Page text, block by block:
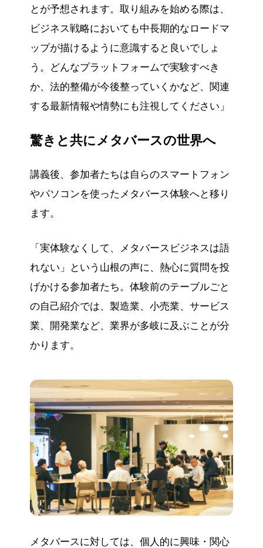
とが予想されます。取り組みを始める際は、
ビジネス戦略においても中長期的なロードマ
ップが描けるように意識すると良いでしょ
う。どんなプラットフォームで実験すべき
か、法的整備が今後整っていくかなど、関連
する最新情報や情勢にも注視してください」
驚きと共にメタバースの世界へ
講義後、参加者たちは自らのスマートフォン
やパソコンを使ったメタバース体験へと移り
ます。
「実体験なくして、メタバースビジネスは語
れない」という山根の声に、熱心に質問を投
げかける参加者たち。体験前のテーブルごと
の自己紹介では、製造業、小売業、サービス
業、開発業など、業界が多岐に及ぶことが分
かります。
メタバースに対しては、個人的に興味・関心